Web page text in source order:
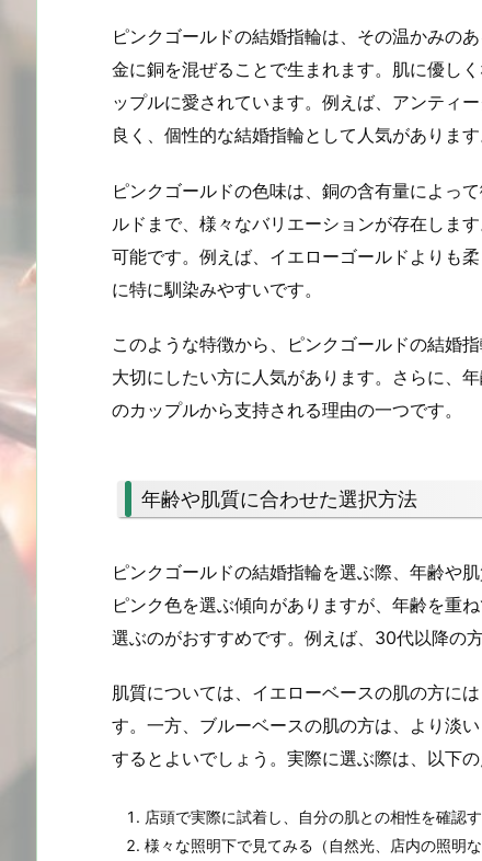
ピンクゴールドの結婚指輪は、その温かみの
金に銅を混ぜることで生まれます。肌に優し
ップルに愛されています。例えば、アンティ
良く、個性的な結婚指輪として人気があります
ピンクゴールドの色味は、銅の含有量によっ
ルドまで、様々なバリエーションが存在しま
可能です。例えば、イエローゴールドよりも
に特に馴染みやすいです。
このような特徴から、ピンクゴールドの結婚
大切にしたい方に人気があります。さらに、
のカップルから支持される理由の一つです。
年齢や肌質に合わせた選択方法
ピンクゴールドの結婚指輪を選ぶ際、年齢や
ピンク色を選ぶ傾向がありますが、年齢を重
選ぶのがおすすめです。例えば、30代以降の
肌質については、イエローベースの肌の方に
す。一方、ブルーベースの肌の方は、より淡
するとよいでしょう。実際に選ぶ際は、以下
店頭で実際に試着し、自分の肌との相性を確認
様々な照明下で見てみる（自然光、店内の照明な